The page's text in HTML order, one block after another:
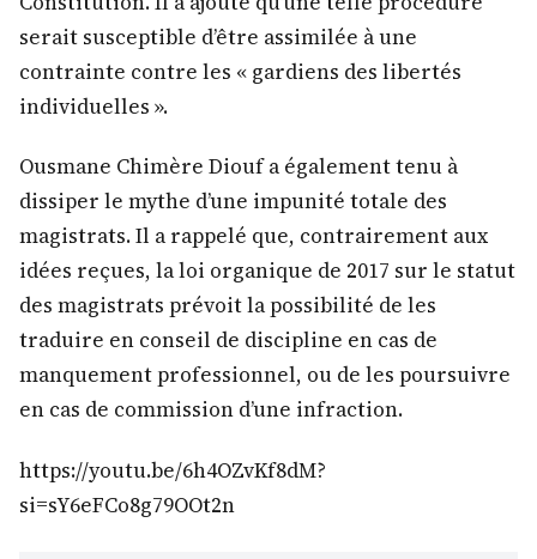
serait susceptible d’être assimilée à une
contrainte contre les « gardiens des libertés
individuelles ».
Ousmane Chimère Diouf a également tenu à
dissiper le mythe d’une impunité totale des
magistrats. Il a rappelé que, contrairement aux
idées reçues, la loi organique de 2017 sur le statut
des magistrats prévoit la possibilité de les
traduire en conseil de discipline en cas de
manquement professionnel, ou de les poursuivre
en cas de commission d’une infraction.
https://youtu.be/6h4OZvKf8dM?
si=sY6eFCo8g79OOt2n